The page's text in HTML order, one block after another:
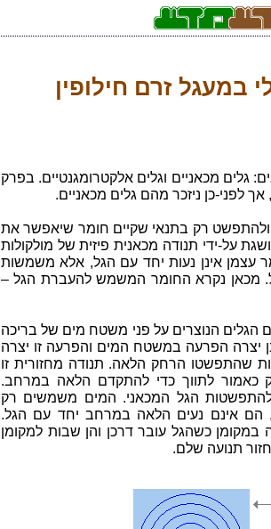
זרם חילופין
גלים מכאניים וגלים אלקטרומגנטיים. בפרק
לפני-כן ניזכר מהם גלים מכאניים.
ולהתפשט רק בתנאי שקיים חומר שיאפשר את
על-ידי תנודה מכאנית פיזית של מולקולות
עצמן אינן נעות יחד עם הגל, אלא משמשות
מכאן נקרא החומר המשמש להעברת הגל –
הגלים הנוצרים על פני משטח מים של בריכה
יצרה הפרעה במשטח המים והפרעה זו יצרה
שהתפשטו הרחק הלאה. תנודה מחזורית זו
כאמור לתווך כדי להתקדם הלאה במרחב.
הגל המכאני. המים משמשים רק
הם אינם נעים הלאה במרחב יחד עם הגל.
במקומן כשהגל עובר דרכן והן שבות למקומן
תנועה שלם.